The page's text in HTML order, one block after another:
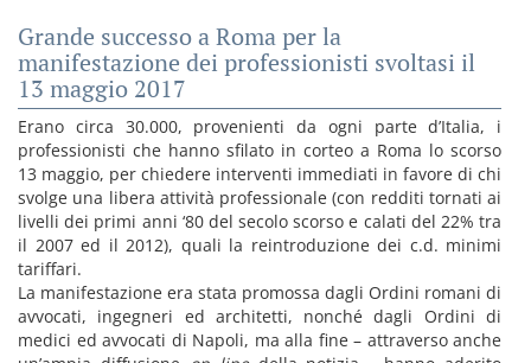
Grande successo a Roma per la
manifestazione dei professionisti svoltasi il
13 maggio 2017
Erano circa 30.000, provenienti da ogni parte d’Italia, i
professionisti che hanno sfilato in corteo a Roma lo scorso
13 maggio, per chiedere interventi immediati in favore di chi
svolge una libera attività professionale (con redditi tornati ai
livelli dei primi anni ‘80 del secolo scorso e calati del 22% tra
il 2007 ed il 2012), quali la reintroduzione dei c.d. minimi
tariffari.
La manifestazione era stata promossa dagli Ordini romani di
avvocati, ingegneri ed architetti, nonché dagli Ordini di
medici ed avvocati di Napoli, ma alla fine – attraverso anche